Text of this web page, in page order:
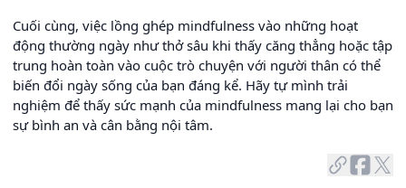
Cuối cùng, việc lồng ghép mindfulness vào những hoạt
động thường ngày như thở sâu khi thấy căng thẳng hoặc tập
trung hoàn toàn vào cuộc trò chuyện với người thân có thể
biến đổi ngày sống của bạn đáng kể. Hãy tự mình trải
nghiệm để thấy sức mạnh của mindfulness mang lại cho bạn
sự bình an và cân bằng nội tâm.